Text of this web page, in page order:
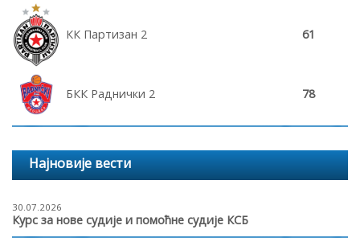
КК Партизан 2 61
БКК Раднички 2 78
Најновије вести
30.07.2026
Курс за нове судије и помоћне судије КСБ